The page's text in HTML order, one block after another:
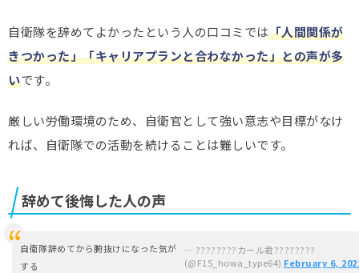
自衛隊を辞めてよかったという人の口コミでは「人間関係が
きつかった」「キャリアプランと合わなかった」との声が多
いです。
厳しい労働環境のため、自衛官として強い意志や目標がなけ
れば、自衛隊での活動を続けることは難しいです。
辞めて後悔した人の声
自衛隊辞めてから腑抜けになった気が
する
— ????????カール君????????
(@F15_howa_type64) February 6,